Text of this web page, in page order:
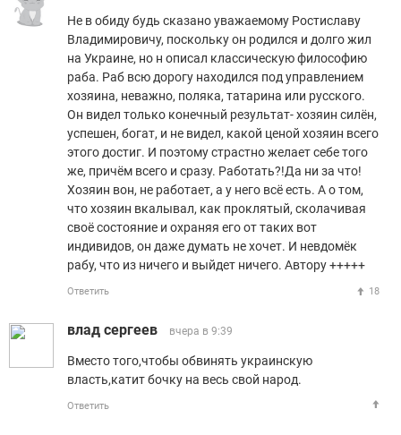
Не в обиду будь сказано уважаемому Ростиславу
Владимировичу, поскольку он родился и долго жил
на Украине, но н описал классическую философию
раба. Раб всю дорогу находился под управлением
хозяина, неважно, поляка, татарина или русского.
Он видел только конечный результат- хозяин силён,
успешен, богат, и не видел, какой ценой хозяин всего
этого достиг. И поэтому страстно желает себе того
же, причём всего и сразу. Работать?!Да ни за что!
Хозяин вон, не работает, а у него всё есть. А о том,
что хозяин вкалывал, как проклятый, сколачивая
своё состояние и охраняя его от таких вот
индивидов, он даже думать не хочет. И невдомёк
рабу, что из ничего и выйдет ничего. Автору +++++
Ответить 18
влад сергеев вчера в 9:39
Вместо того,чтобы обвинять украинскую
власть,катит бочку на весь свой народ.
Ответить